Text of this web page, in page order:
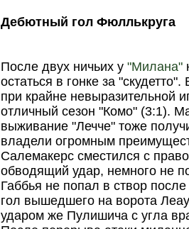
Дебютный гол Фюллькруга
После двух ничьих у"Милана"
остаться в гонке за
при крайне невыразительной
отличный сезон "Комо" (3:1).
выживание "Лечче" тоже
владели огромным
Салемакерс сместился с
обводящий удар, немного не
Габбья не попал в створ
гол вышедшего на ворота
ударом же Пулишича с угла